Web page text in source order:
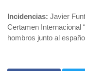
Incidencias: Javier
Certamen Internacional
hombros junto al